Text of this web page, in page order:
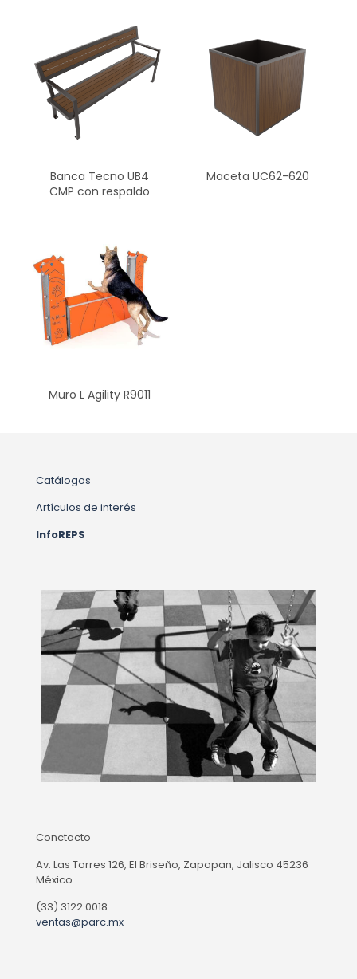
Banca Tecno UB4
CMP con respaldo
Maceta UC62-620
Muro L Agility R9011
Catálogos
Artículos de interés
InfoREPS
Conctacto
Av. Las Torres 126, El Briseño, Zapopan, Jalisco 45236
México.
(33) 3122 0018
ventas@parc.mx